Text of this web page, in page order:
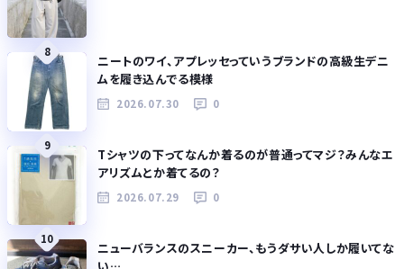
8
ニートのワイ、アプレッセっていうブランドの高級生デニ
ムを履き込んでる模様
2026.07.30 0
9
Tシャツの下ってなんか着るのが普通ってマジ？みんなエ
アリズムとか着てるの？
2026.07.29 0
10
ニューバランスのスニーカー、もうダサい人しか履いてな